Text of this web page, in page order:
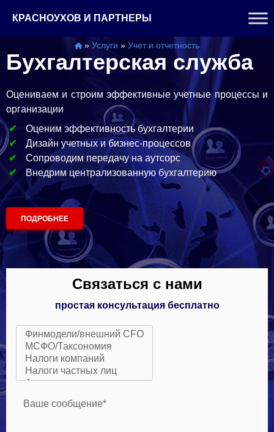
содержимому
КРАСНОУХОВ И ПАРТНЕРЫ
» Услуги » Учет и отчетность
Бухгалтерская служба
Оцениваем и строим эффективные учетные процессы и
организации
Оценим эффективность бухгалтерии
Дизайн учетных и бизнес-процессов
Сопроводим передачу на аутсорс
Внедрим централизованную бухгалтерию
ПОДРОБНЕЕ
Связаться с нами
простая консультация бесплатно
Ваше сообщение*